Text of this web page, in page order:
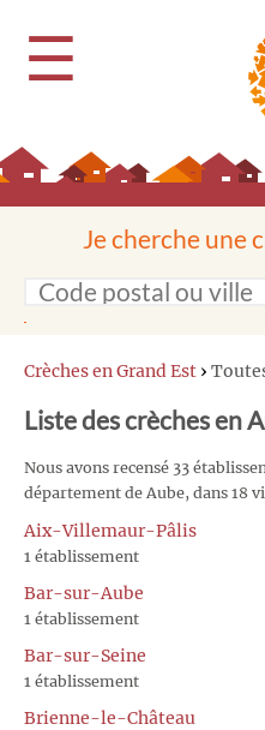
☰
Je cherche une
Crèches en Grand Est ›
Liste des crèches en
Nous avons recensé 33
département de Aube, dans 18
Aix-Villemaur-Pâlis
1 établissement
Bar-sur-Aube
1 établissement
Bar-sur-Seine
1 établissement
Brienne-le-Château